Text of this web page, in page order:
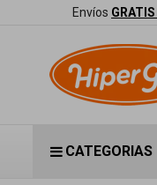
Envíos GRATIS
CATEGORIAS